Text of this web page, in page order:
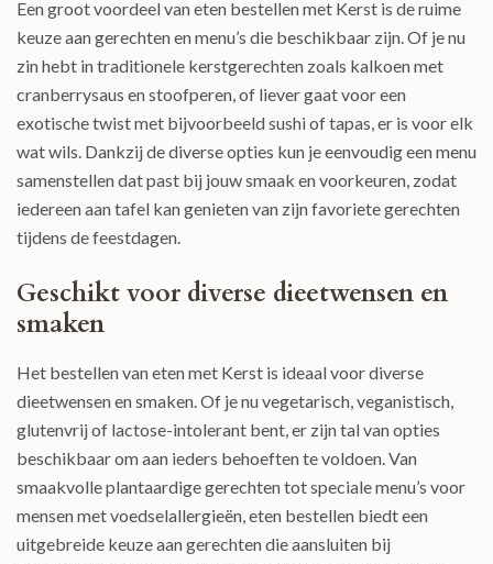
Een groot voordeel van eten bestellen met Kerst is de ruime
keuze aan gerechten en menu’s die beschikbaar zijn. Of je nu
zin hebt in traditionele kerstgerechten zoals kalkoen met
cranberrysaus en stoofperen, of liever gaat voor een
exotische twist met bijvoorbeeld sushi of tapas, er is voor elk
wat wils. Dankzij de diverse opties kun je eenvoudig een menu
samenstellen dat past bij jouw smaak en voorkeuren, zodat
iedereen aan tafel kan genieten van zijn favoriete gerechten
tijdens de feestdagen.
Geschikt voor diverse dieetwensen en
smaken
Het bestellen van eten met Kerst is ideaal voor diverse
dieetwensen en smaken. Of je nu vegetarisch, veganistisch,
glutenvrij of lactose-intolerant bent, er zijn tal van opties
beschikbaar om aan ieders behoeften te voldoen. Van
smaakvolle plantaardige gerechten tot speciale menu’s voor
mensen met voedselallergieën, eten bestellen biedt een
uitgebreide keuze aan gerechten die aansluiten bij